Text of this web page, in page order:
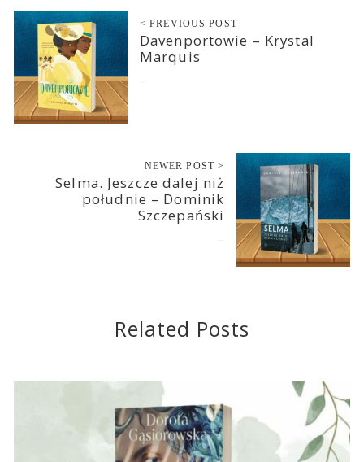
< PREVIOUS POST
Davenportowie – Krystal
Marquis
NEWER POST >
Selma. Jeszcze dalej niż
południe – Dominik
Szczepański
Related Posts